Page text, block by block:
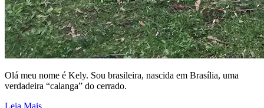
Olá meu nome é Kely. Sou brasileira, nascida em Brasília, uma
verdadeira “calanga” do cerrado.